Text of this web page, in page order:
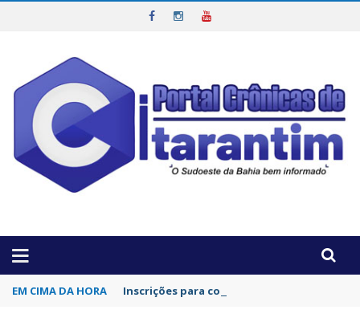
EM CIMA DA HORA Inscrições para concurso da Polícia Civil da